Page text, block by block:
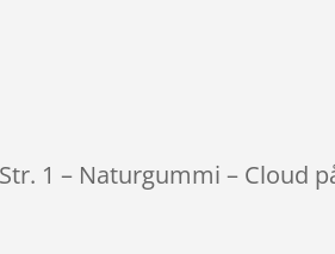
1 – Naturgummi – Cloud